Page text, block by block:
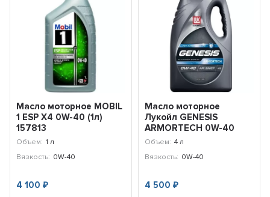
Масло моторное MOBIL
1 ESP X4 0W-40 (1л)
157813
Объем: 1 л
Вязкость: 0W-40
4 100₽
Масло моторное
Лукойл GENESIS
ARMORTECH 0W-40
(4л) 3150665
Объем: 4 л
Вязкость: 0W-40
4 500 ₽